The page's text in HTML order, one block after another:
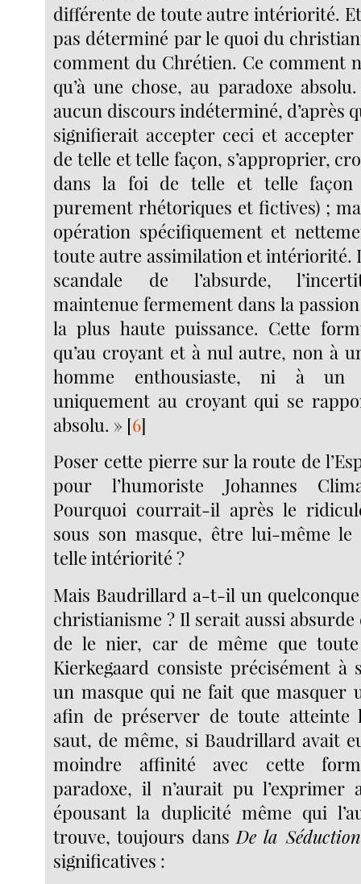
différente de toute autre intériorité.
pas déterminé par le quoi du
comment du Chrétien. Ce comment
qu’à une chose, au paradoxe
aucun discours indéterminé, d’après
signifierait accepter ceci et accepter
de telle et telle façon, s’approprier,
dans la foi de telle et telle façon
purement rhétoriques et fictives) ;
opération spécifiquement et
toute autre assimilation et intériorité.
scandale de l’absurde,
maintenue fermement dans la
la plus haute puissance. Cette
qu’au croyant et à nul autre, non à
homme enthousiaste, ni à un
uniquement au croyant qui se
absolu. » [6]
Poser cette pierre sur la route de
pour l’humoriste Johannes
Pourquoi courrait-il après le
sous son masque, être lui-même le
telle intériorité ?
Mais Baudrillard a-t-il un
christianisme ? Il serait aussi absurde
de le nier, car de même que
Kierkegaard consiste précisément à
un masque qui ne fait que masquer
afin de préserver de toute atteinte
saut, de même, si Baudrillard avait
moindre affinité avec cette
paradoxe, il n’aurait pu l’exprimer
épousant la duplicité même qui
trouve, toujours dansDe la Séduction
significatives :